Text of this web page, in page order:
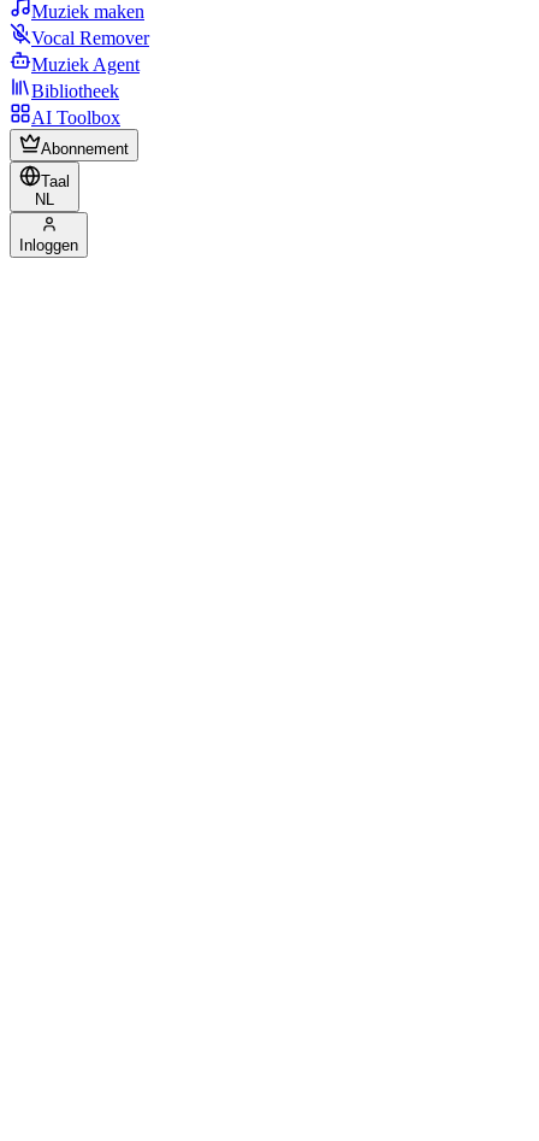
Muziek maken
Vocal Remover
Muziek Agent
Bibliotheek
AI Toolbox
Abonnement
Taal
NL
Inloggen